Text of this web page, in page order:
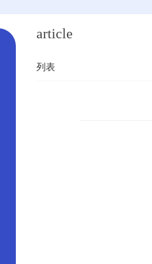
article
列表